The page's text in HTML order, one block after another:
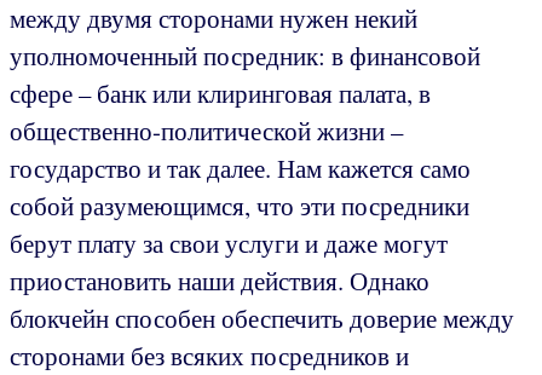
между двумя сторонами нужен некий
уполномоченный посредник: в финансовой
сфере – банк или клиринговая палата, в
общественно-политической жизни –
государство и так далее. Нам кажется само
собой разумеющимся, что эти посредники
берут плату за свои услуги и даже могут
приостановить наши действия. Однако
блокчейн способен обеспечить доверие между
сторонами без всяких посредников и